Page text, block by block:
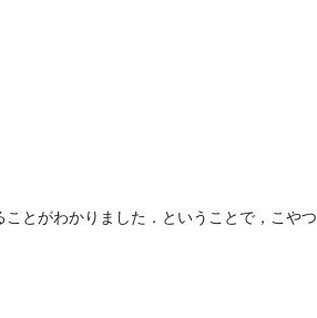
ことがわかりました．ということで，こやつ